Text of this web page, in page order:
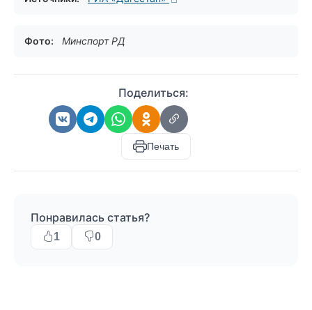
Фото: Минспорт РД
Поделиться:
Печать
Понравилась статья?
1 0